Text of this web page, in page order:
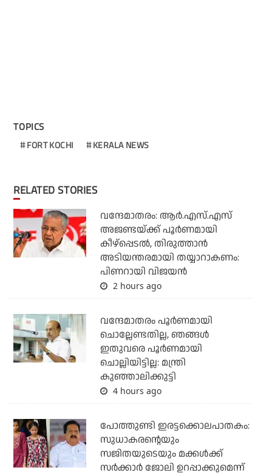
TOPICS
FORT KOCHI KERALA NEWS
RELATED STORIES
വന്ദേമാതരം: ആര്‍.എസ്.എസ്
അജണ്ടയ്ക്ക് പൂര്‍ണമായി
കീഴ്‌പ്പെടല്‍, തിരുത്താന്‍
അടിയന്തരമായി തയ്യാറാകണം:
പിണറായി വിജയന്‍
2 hours ago
വന്ദേമാതരം പൂര്‍ണമായി
ചൊല്ലേണ്ടതില്ല, ഞങ്ങള്‍
ഇതുവരെ പൂര്‍ണമായി
ചൊല്ലിയിട്ടില്ല: മന്ത്രി
കുഞ്ഞാലിക്കുട്ടി
4 hours ago
പോത്തുണ്ടി ഇരട്ടക്കൊലപാതകം:
സുധാകരന്റെയും
സജിതയുടെയും മക്കള്‍ക്ക്
സര്‍ക്കാര്‍ ജോലി ഉറപ്പാക്കുമെന്ന്